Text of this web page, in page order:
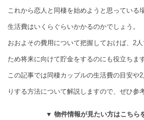
これから恋人と同棲を始めようと思っている
生活費はいくらぐらいかかるのかでしょう。
おおよその費用について把握しておけば、2
ため将来に向けて貯金をするのにも役立ちます
この記事では同棲カップルの生活費の目安や
りする方法について解説しますので、ぜひ参
▼ 物件情報が見たい方はこちら